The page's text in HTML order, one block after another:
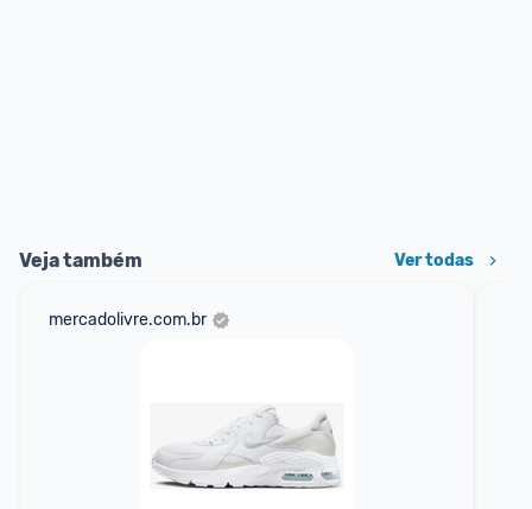
Veja também Ver todas
mercadolivre.com.br